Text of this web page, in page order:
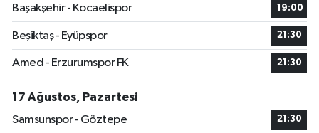
Başakşehir - Kocaelispor
19:00
Beşiktaş - Eyüpspor 21:30
Amed - Erzurumspor FK 21:30
17 Ağustos, Pazartesi
Samsunspor - Göztepe
21:30